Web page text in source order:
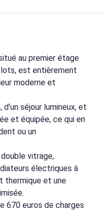
au premier étage
est entièrement
moderne et
séjour lumineux, et
et équipée, ce qui en
ou un
vitrage,
électriques à
thermique et une
670 euros de charges